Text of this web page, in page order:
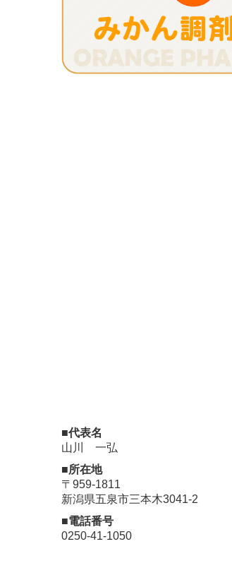
■代表名
山川 一弘
■所在地
〒959-1811
新潟県五泉市三本木3041-2
■電話番号
0250-41-1050